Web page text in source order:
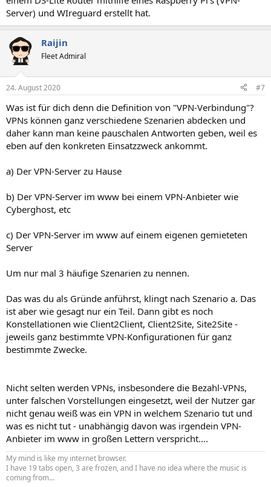
Server) und WIreguard erstellt hat.
Raijin
Fleet Admiral
24. August 2020 #7
Was ist für dich denn die Definition von "VPN-Verbindung"?
VPNs können ganz verschiedene Szenarien abdecken und
daher kann man keine pauschalen Antworten geben, weil es
eben auf den konkreten Einsatzzweck ankommt.
a) Der VPN-Server zu Hause
b) Der VPN-Server im www bei einem VPN-Anbieter wie
Cyberghost, etc
c) Der VPN-Server im www auf einem eigenen gemieteten
Server
Um nur mal 3 häufige Szenarien zu nennen.
Das was du als Gründe anführst, klingt nach Szenario a. Das
ist aber wie gesagt nur ein Teil. Dann gibt es noch
Konstellationen wie Client2Client, Client2Site, Site2Site -
jeweils ganz bestimmte VPN-Konfigurationen für ganz
bestimmte Zwecke.
Nicht selten werden VPNs, insbesondere die Bezahl-VPNs,
unter falschen Vorstellungen eingesetzt, weil der Nutzer gar
nicht genau weiß was ein VPN in welchem Szenario tut und
was es nicht tut - unabhängig davon was irgendein VPN-
Anbieter im www in großen Lettern verspricht....
My mind is like my internet browser.
I have 19 tabs open, 3 are frozen, and I have no idea where the music is
coming from...